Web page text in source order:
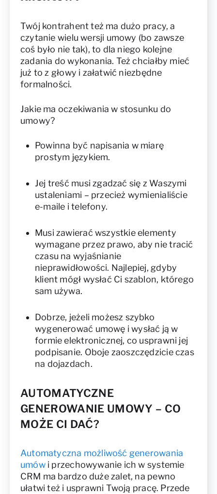
Twój kontrahent też ma dużo pracy, a
czytanie wielu wersji umowy (bo zawsze
coś było nie tak), to dla niego kolejne
zadania do wykonania. Też chciałby mieć
już to z głowy i załatwić niezbędne
formalności.
Jakie ma oczekiwania w stosunku do
umowy?
Powinna być napisania w miarę
prostym językiem.
Jej treść musi zgadzać się z Waszymi
ustaleniami – przecież wymienialiście
e-maile i telefony.
Musi zawierać wszystkie elementy
wymagane przez prawo, aby nie tracić
czasu na wyjaśnianie
nieprawidłowości. Najlepiej, gdyby
klient mógł wysłać Ci szablon, którego
sam używa.
Dobrze, jeżeli możesz szybko
wygenerować umowę i wysłać ją w
formie elektronicznej, co usprawni jej
podpisanie. Oboje zaoszczędzicie czas
na dojazdach.
AUTOMATYCZNE
GENEROWANIE UMOWY – CO
MOŻE CI DAĆ?
Automatyczna możliwość generowania
umówi przechowywanie ich w systemie
CRM ma bardzo duże zalet, na pewno
ułatwi też i usprawni Twoją pracę. Przede